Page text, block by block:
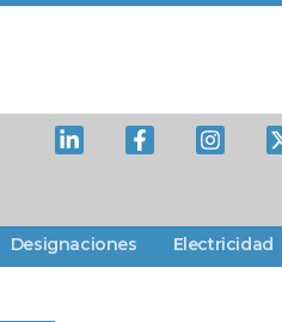
Designaciones Electricidad